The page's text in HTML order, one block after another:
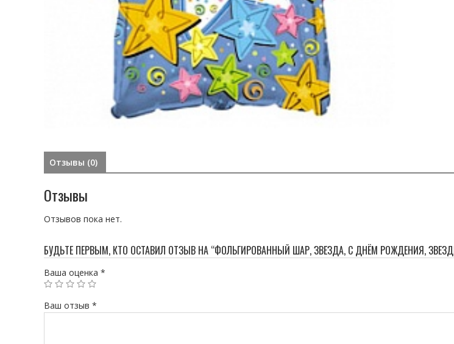
Отзывы (0)
Отзывы
Отзывов пока нет.
БУДЬТЕ ПЕРВЫМ, КТО ОСТАВИЛ ОТЗЫВ НА “ФОЛЬГИРОВАННЫЙ ШАР, ЗВЕЗДА, С ДНЁМ РОЖДЕНИЯ,
Ваша оценка *
Ваш отзыв *